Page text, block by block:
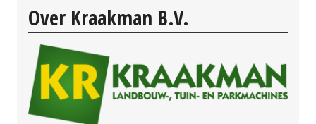
Over Kraakman B.V.